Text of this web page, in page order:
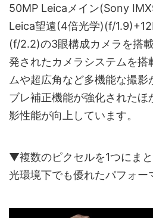
50MP Leicaメイン(Sony
Leica望遠(4倍光学)(f/
(f/2.2)の3眼構成カメラを搭
発されたカメラシステムを搭
ムや超広角など多機能な撮
ブレ補正機能が強化されたほ
影性能が向上しています。
▼複数のピクセルを1つにま
光環境下でも優れたパフォー